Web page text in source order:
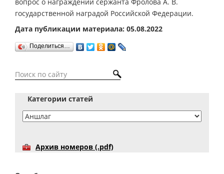
государственной наградой Российской Федерации.
Дата публикации материала: 05.08.2022
Поделиться…
Категории статей
Архив номеров (.pdf)